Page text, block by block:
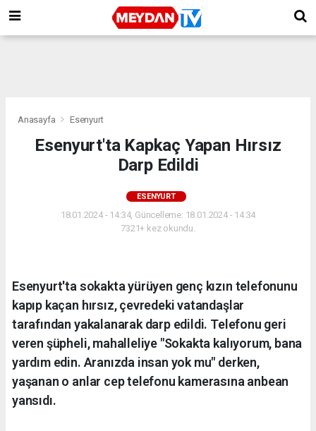
Anasayfa Esenyurt
Esenyurt'ta Kapkaç Yapan Hırsız
Darp Edildi
ESENYURT
18.01.2024 - 14:34, Güncelleme: 18.01.2024 - 14:34
7321+ kez okundu.
Esenyurt'ta sokakta yürüyen genç kızın telefonunu
kapıp kaçan hırsız, çevredeki vatandaşlar
tarafından yakalanarak darp edildi. Telefonu geri
veren şüpheli, mahalleliye "Sokakta kalıyorum, bana
yardım edin. Aranızda insan yok mu" derken,
yaşanan o anlar cep telefonu kamerasına anbean
yansıdı.